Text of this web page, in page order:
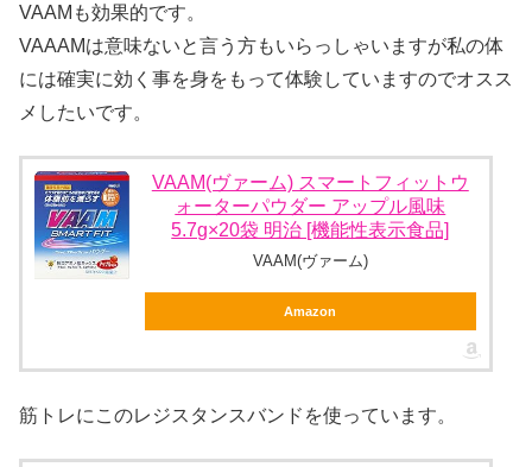
VAAMも効果的です。
VAAAMは意味ないと言う方もいらっしゃいますが私の体
には確実に効く事を身をもって体験していますのでオスス
メしたいです。
VAAM(ヴァーム) スマートフィットウ
ォーターパウダー アップル風味
5.7g×20袋 明治 [機能性表示食品]
VAAM(ヴァーム)
Amazon
筋トレにこのレジスタンスバンドを使っています。